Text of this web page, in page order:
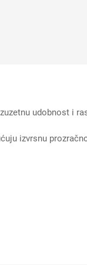
udobnost i
izvrsnu